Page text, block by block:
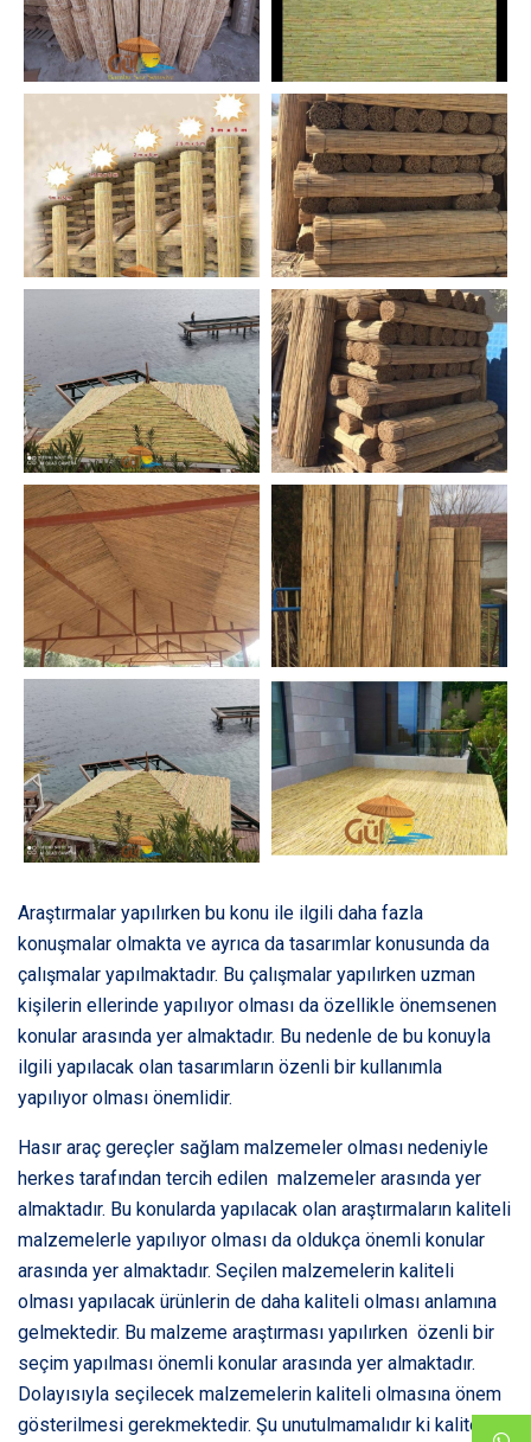
Araştırmalar yapılırken bu konu ile ilgili daha fazla
konuşmalar olmakta ve ayrıca da tasarımlar konusunda da
çalışmalar yapılmaktadır. Bu çalışmalar yapılırken uzman
kişilerin ellerinde yapılıyor olması da özellikle önemsenen
konular arasında yer almaktadır. Bu nedenle de bu konuyla
ilgili yapılacak olan tasarımların özenli bir kullanımla
yapılıyor olması önemlidir.
Hasır araç gereçler sağlam malzemeler olması nedeniyle
herkes tarafından tercih edilen malzemeler arasında yer
almaktadır. Bu konularda yapılacak olan araştırmaların kaliteli
malzemelerle yapılıyor olması da oldukça önemli konular
arasında yer almaktadır. Seçilen malzemelerin kaliteli
olması yapılacak ürünlerin de daha kaliteli olması anlamına
gelmektedir. Bu malzeme araştırması yapılırken özenli bir
seçim yapılması önemli konular arasında yer almaktadır.
Dolayısıyla seçilecek malzemelerin kaliteli olmasına önem
gösterilmesi gerekmektedir. Şu unutulmamalıdır ki kaliteli